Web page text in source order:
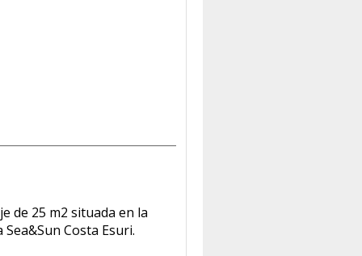
de 25 m2 situada en la
Costa Esuri.